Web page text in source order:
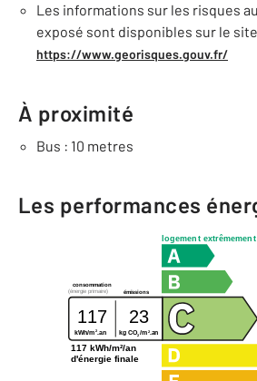
Les informations sur les risques
exposé sont disponibles sur le
https://www.georisques.gouv.fr/
À proximité
Bus : 10 metres
Les performances
logement
consommation
émissions
(énergie primaire)
117 23
kWh/m 2 .an kg CO2/m2.an
117 kWh/m²/an
d'énergie finale